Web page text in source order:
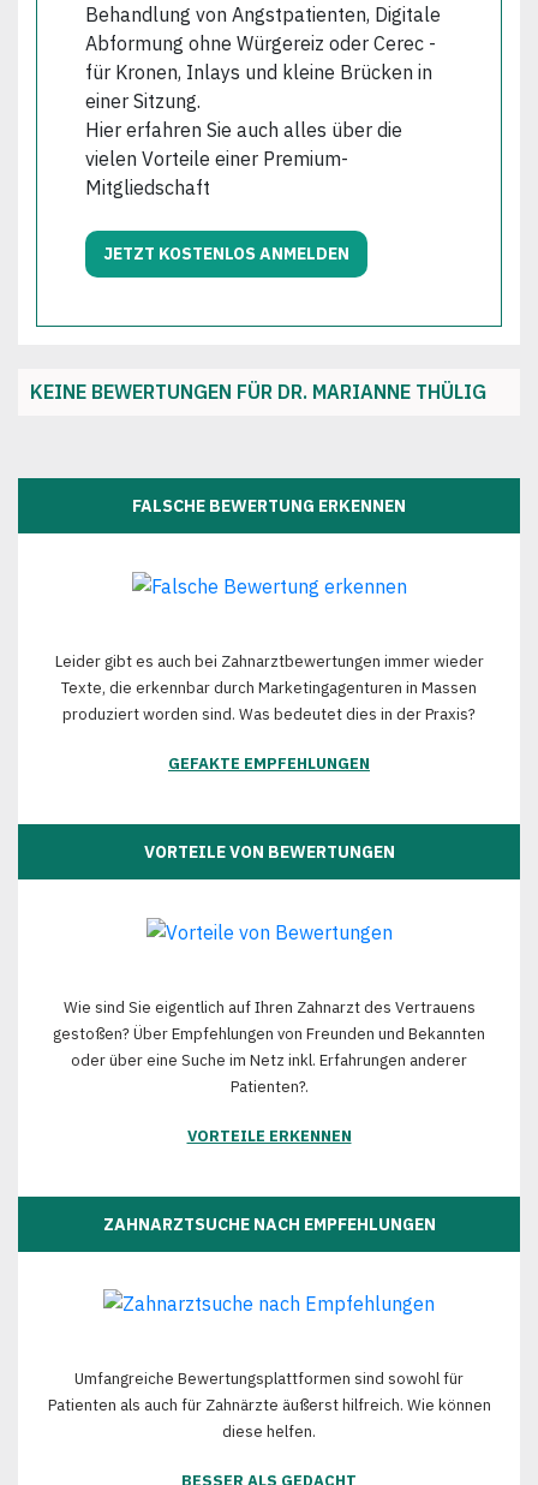
Behandlung von Angstpatienten, Digitale
Abformung ohne Würgereiz oder Cerec -
für Kronen, Inlays und kleine Brücken in
einer Sitzung.
Hier erfahren Sie auch alles über die
vielen Vorteile einer Premium-
Mitgliedschaft
JETZT KOSTENLOS ANMELDEN
KEINE BEWERTUNGEN FÜR DR. MARIANNE THÜLIG
FALSCHE BEWERTUNG ERKENNEN
Leider gibt es auch bei Zahnarztbewertungen immer wieder
Texte, die erkennbar durch Marketingagenturen in Massen
produziert worden sind. Was bedeutet dies in der Praxis?
GEFAKTE EMPFEHLUNGEN
VORTEILE VON BEWERTUNGEN
Wie sind Sie eigentlich auf Ihren Zahnarzt des Vertrauens
gestoßen? Über Empfehlungen von Freunden und Bekannten
oder über eine Suche im Netz inkl. Erfahrungen anderer
Patienten?.
VORTEILE ERKENNEN
ZAHNARZTSUCHE NACH EMPFEHLUNGEN
Umfangreiche Bewertungsplattformen sind sowohl für
Patienten als auch für Zahnärzte äußerst hilfreich. Wie können
diese helfen.